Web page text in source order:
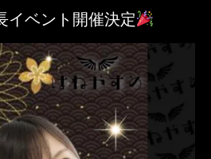
イベント開催決定